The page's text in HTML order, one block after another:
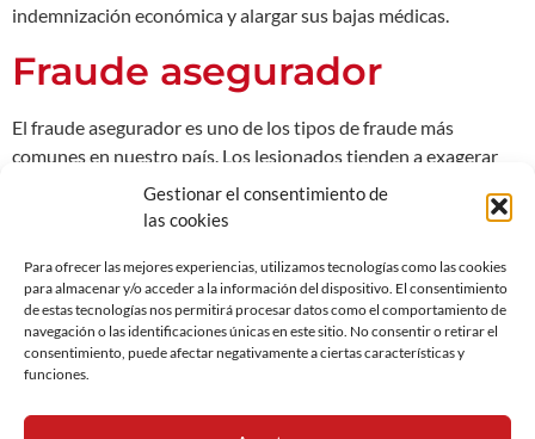
Gestionar el consentimiento de
las cookies
Para ofrecer las mejores experiencias, utilizamos tecnologías como las cookies
para almacenar y/o acceder a la información del dispositivo. El consentimiento
de estas tecnologías nos permitirá procesar datos como el comportamiento de
navegación o las identificaciones únicas en este sitio. No consentir o retirar el
consentimiento, puede afectar negativamente a ciertas características y
funciones.
indemnización económica y alargar sus bajas médicas.
Fraude asegurador
El fraude asegurador es uno de los tipos de fraude más
comunes en nuestro país. Los lesionados tienden a exagerar
sus dolencias para poder aumentar el importe de la
indemnización económica y alargar sus bajas médicas.
Informe Anual de Fraude
Asegurador
Estudio que analiza las causas del aumento del fraude